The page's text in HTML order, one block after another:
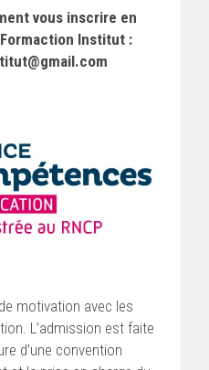
vous inscrire en
Institut :
motivation avec les
L’admission est faite
d’une convention